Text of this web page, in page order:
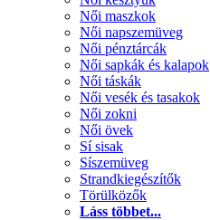
Női maszkok
Női napszemüveg
Női pénztárcák
Női sapkák és kalapok
Női táskák
Női vesék és tasakok
Női zokni
Női övek
Sí sisak
Síszemüveg
Strandkiegészítők
Törülközők
Láss többet...